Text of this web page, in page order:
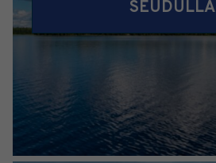
SEUDULLA